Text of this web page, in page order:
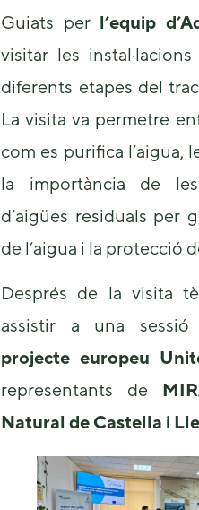
Guiats per l’equip
visitar les
diferents etapes del
La visita va permetre
com es purifica l’aigua,
la importància de
d’aigües residuals per
de l’aigua i la protecció
Després de la visita
assistir a una sessió
projecte europeu
representants de
Natural de Castella i